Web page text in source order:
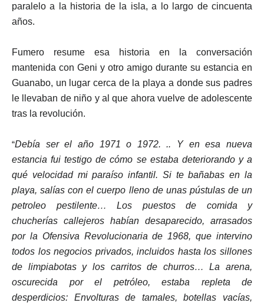
paralelo a la historia de la isla, a lo largo de cincuenta
años.
Fumero resume esa historia en la conversación
mantenida con Geni y otro amigo durante su estancia en
Guanabo, un lugar cerca de la playa a donde sus padres
le llevaban de niño y al que ahora vuelve de adolescente
tras la revolución.
“Debía ser el año 1971 o 1972. .. Y en esa nueva
estancia fui testigo de cómo se estaba deteriorando y a
qué velocidad mi paraíso infantil. Si te bañabas en la
playa, salías con el cuerpo lleno de unas pústulas de un
petroleo pestilente… Los puestos de comida y
chucherías callejeros habían desaparecido, arrasados
por la Ofensiva Revolucionaria de 1968, que intervino
todos los negocios privados, incluidos hasta los sillones
de limpiabotas y los carritos de churros… La arena,
oscurecida por el petróleo, estaba repleta de
desperdicios: Envolturas de tamales, botellas vacías,